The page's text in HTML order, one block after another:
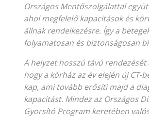
Országos Mentőszolgálattal
ahol megfelelő kapacitások és
állnak rendelkezésre. Így a
folyamatosan és biztonságosan
A helyzet hosszú távú rendezését
hogy a kórház az év elején új CT-
kap, ami tovább erősíti majd a
kapacitást. Mindez az Országos
Gyorsító Program keretében